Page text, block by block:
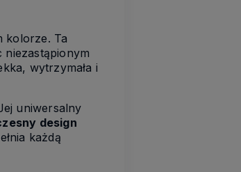
kolorze. Ta
niezastąpionym
wytrzymała i
uniwersalny
design
każdą